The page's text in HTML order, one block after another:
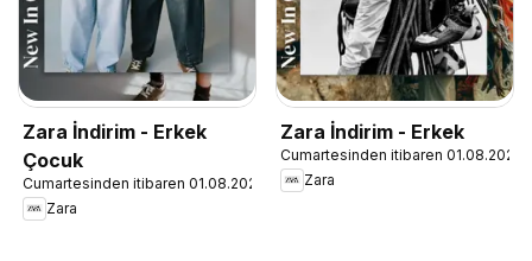
Zara İndirim - Erkek
Çocuk
Cumartesinden itibaren 01.08.2026
Zara
Zara İndirim - Erkek
Cumartesinden itibaren 01.08.2026
Zara